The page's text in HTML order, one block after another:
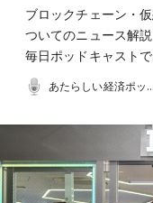
ブロックチェーン・
ついてのニュース解
毎日ポッドキャスト
あたらしい経済ポッドキャスト